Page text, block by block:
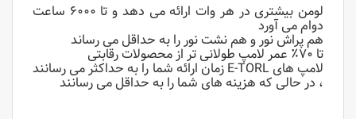
لومن بیشتری در هر وات ارائه می دهد و تا ۶۰۰۰ ساعت
دوام می آورد
هم پراش نور و هم نشت نور را به حداقل می رساند
تا ۷۰٪ عمر لامپ طولانی تر از محصولات رقابتی
لامپ های E-TORL زمان ارائه شما را به حداکثر می رسانند
، در حالی که هزینه های شما را به حداقل می رسانند